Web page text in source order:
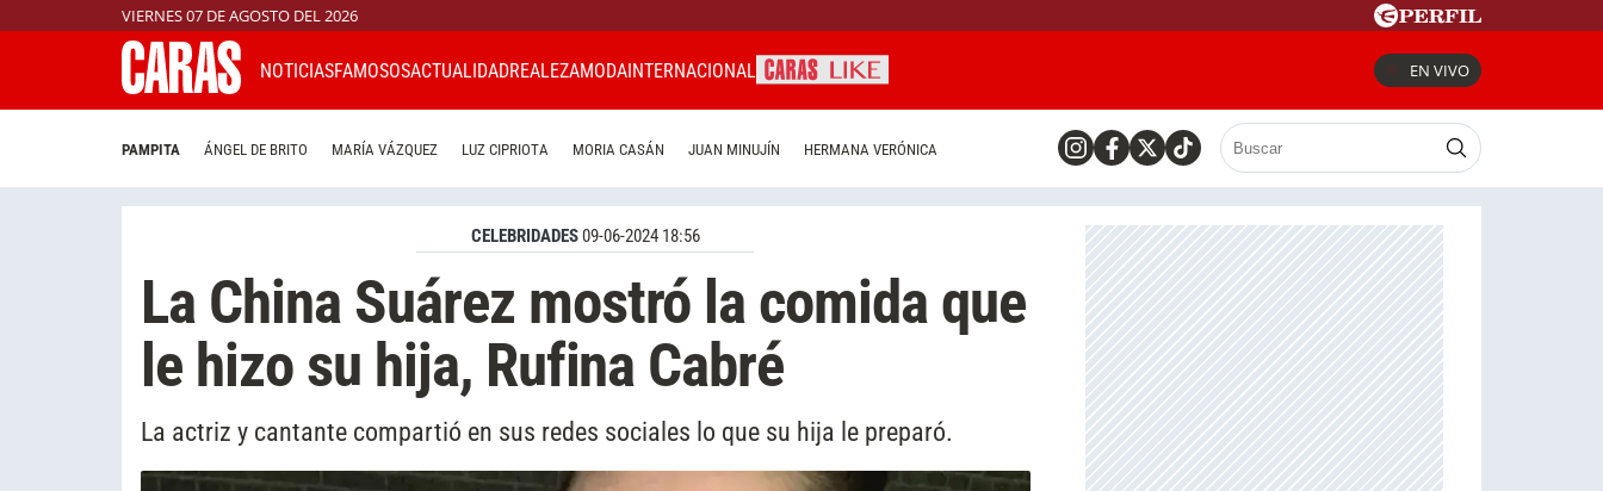
VIERNES 07 DE AGOSTO DEL 2026
NOTICIASFAMOSOSACTUALIDADREALEZAMODAINTERNACIONAL EN VIVO
PAMPITA ÁNGEL DE BRITO MARÍA VÁZQUEZ LUZ CIPRIOTA MORIA CASÁN JUAN MINUJÍN HERMANA VERÓNICA
CELEBRIDADES09-06-2024 18:56
La China Suárez mostró la comida que
le hizo su hija, Rufina Cabré
La actriz y cantante compartió en sus redes sociales lo que su hija le preparó.